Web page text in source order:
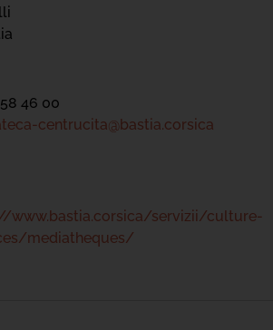
46 00
centrucita@bastia.corsica
www.bastia.corsica/servizii/culture-
mediatheques/